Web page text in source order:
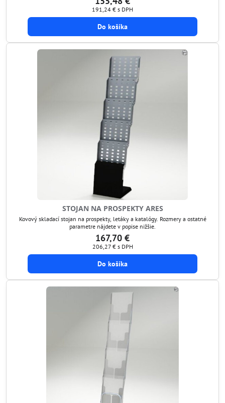
191,24 € s DPH
Do košíka
STOJAN NA PROSPEKTY ARES
Kovový skladací stojan na prospekty, letáky a katalógy. Rozmery a ostatné
parametre nájdete v popise nižšie.
167,70 €
206,27 € s DPH
Do košíka